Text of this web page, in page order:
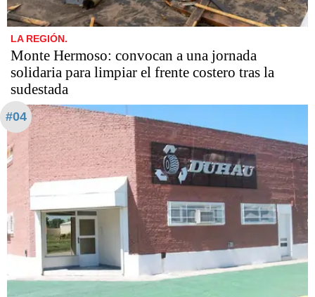
LA REGIÓN.
Monte Hermoso: convocan a una jornada
solidaria para limpiar el frente costero tras la
sudestada
#04